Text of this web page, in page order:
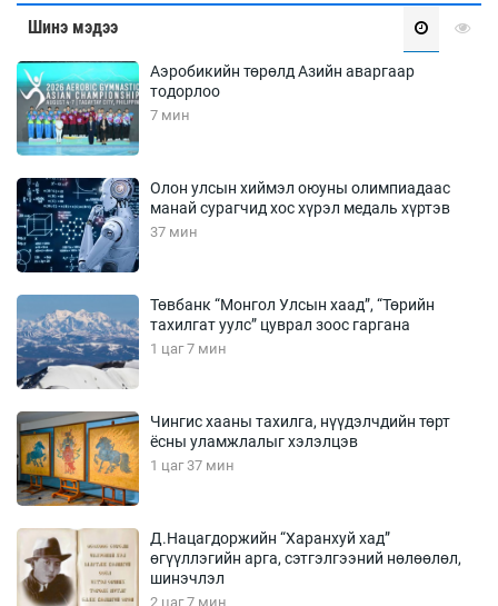
Шинэ мэдээ
Аэробикийн төрөлд Азийн аваргаар
тодорлоо
7 мин
Олон улсын хиймэл оюуны олимпиадаас
манай сурагчид хос хүрэл медаль хүртэв
37 мин
Төвбанк “Монгол Улсын хаад”, “Төрийн
тахилгат уулс” цуврал зоос гаргана
1 цаг 7 мин
Чингис хааны тахилга, нүүдэлчдийн төрт
ёсны уламжлалыг хэлэлцэв
1 цаг 37 мин
Д.Нацагдоржийн “Харанхуй хад”
өгүүллэгийн арга, сэтгэлгээний нөлөөлөл,
шинэчлэл
2 цаг 7 мин